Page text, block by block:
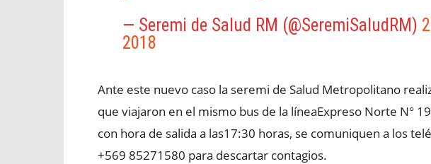
— Seremi de Salud RM (@SeremiSaludRM)
2018
Ante este nuevo caso la seremi de Salud Metropolitano
que viajaron en el mismo bus de la líneaExpreso Norte N°
con hora de salida a las17:30 horas, se comuniquen a los
+569 85271580 para descartar contagios.